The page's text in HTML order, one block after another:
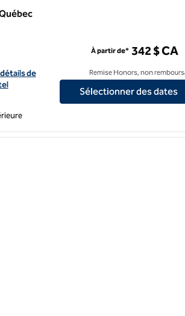
de l'hôtel Hilton Québec
de
À partir de* 342 $ CA
Remise Honors, non
Sélectionner des dates